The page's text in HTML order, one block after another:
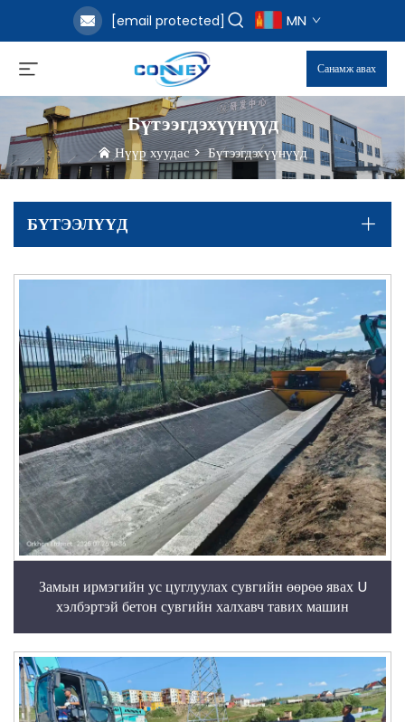
[email protected] MN
Санамж авах
Бүтээгдэхүүнүүд
Нүүр хуудас>Бүтээгдэхүүнүүд
БҮТЭЭЛҮҮД
Замын ирмэгийн ус цуглуулах сувгийн өөрөө явах U
хэлбэртэй бетон сувгийн халхавч тавих машин